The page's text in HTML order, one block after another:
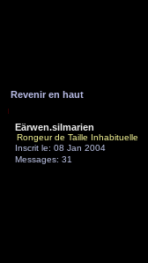
Revenir en haut
Eärwen.silmarien
Rongeur de Taille Inhabituelle
Inscrit le: 08 Jan 2004
Messages: 31